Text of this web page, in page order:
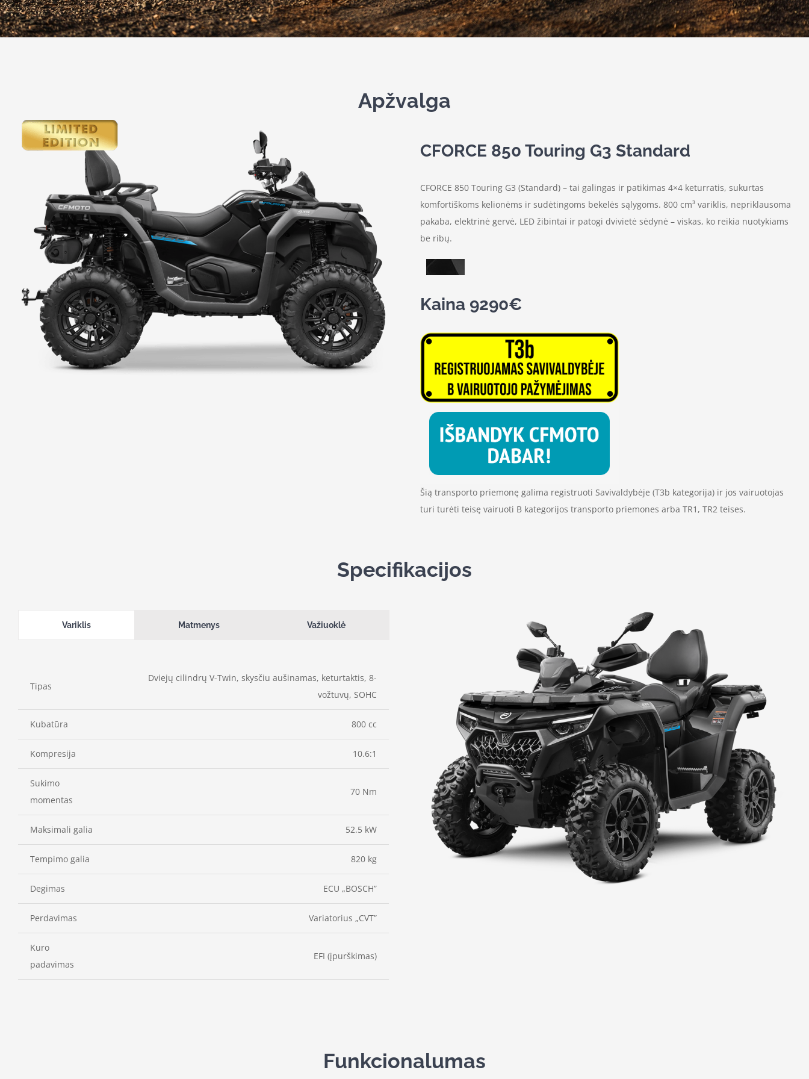
Apžvalga
CFORCE 850 Touring G3 Standard
CFORCE 850 Touring G3 (Standard) – tai galingas ir patikimas 4×4 keturratis, sukurtas
komfortiškoms kelionėms ir sudėtingoms bekelės sąlygoms. 800 cm³ variklis, nepriklausoma
pakaba, elektrinė gervė, LED žibintai ir patogi dvivietė sėdynė – viskas, ko reikia nuotykiams
be ribų.
Kaina 9290€
Šią transporto priemonę galima registruoti Savivaldybėje (T3b kategorija) ir jos vairuotojas
turi turėti teisę vairuoti B kategorijos transporto priemones arba TR1, TR2 teises.
Specifikacijos
Variklis Matmenys Važiuoklė
Tipas
Dviejų cilindrų V-Twin, skysčiu aušinamas, keturtaktis, 8-
vožtuvų, SOHC
Kubatūra 800 cc
Kompresija 10.6:1
Sukimo
momentas
70 Nm
Maksimali galia 52.5 kW
Tempimo galia 820 kg
Degimas ECU „BOSCH”
Perdavimas Variatorius „CVT”
Kuro
padavimas
EFI (įpurškimas)
Funkcionalumas